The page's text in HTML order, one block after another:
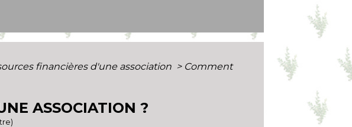
financières d'une association > Comment
ASSOCIATION ?